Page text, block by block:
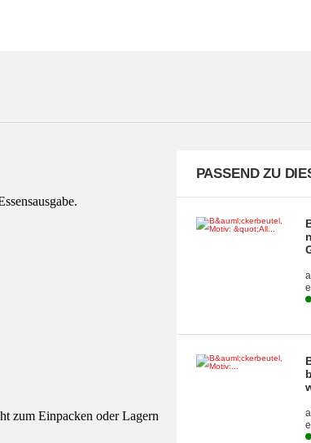
zum Einpacken oder Lagern
PASSEND ZU